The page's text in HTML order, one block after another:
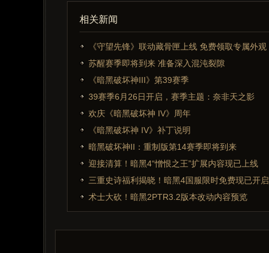
相关新闻
《守望先锋》联动藏骨匣上线 免费领取专属外观
苏醒赛季即将到来 准备深入混沌裂隙
《暗黑破坏神III》第39赛季
39赛季6月26日开启，赛季主题：奈非天之影
欢庆《暗黑破坏神 IV》周年
《暗黑破坏神 IV》补丁说明
暗黑破坏神II：重制版第14赛季即将到来
迎接清算！暗黑4“憎恨之王”扩展内容现已上线
三重史诗福利揭晓！暗黑4国服限时免费现已开启
术士大砍！暗黑2PTR3.2版本改动内容预览